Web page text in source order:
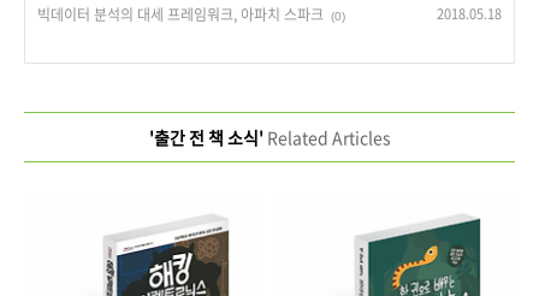
빅데이터 분석의 대세 프레임워크, 아파치 스파크 (0) 2018.05.18
'출간 전 책 소식'Related Articles